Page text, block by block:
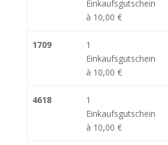
Einkaufsgutschein
à 10,00 €
1709
1
Einkaufsgutschein
à 10,00 €
4618
1
Einkaufsgutschein
à 10,00 €